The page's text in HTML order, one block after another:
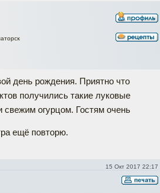
день рождения. Приятно что
получились такие луковые
свежим огурцом. Гостям очень
ещё повторю.
15 Окт 2017 22:17